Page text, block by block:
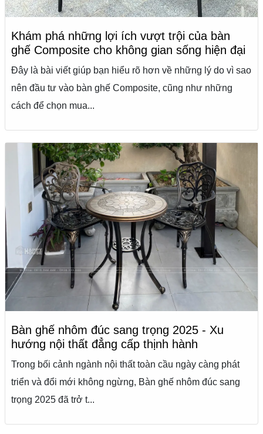
Khám phá những lợi ích vượt trội của bàn
ghế Composite cho không gian sống hiện đại
Đây là bài viết giúp bạn hiểu rõ hơn về những lý do vì sao
nên đầu tư vào bàn ghế Composite, cũng như những
cách để chọn mua...
Bàn ghế nhôm đúc sang trọng 2025 - Xu
hướng nội thất đẳng cấp thịnh hành
Trong bối cảnh ngành nội thất toàn cầu ngày càng phát
triển và đổi mới không ngừng, Bàn ghế nhôm đúc sang
trọng 2025 đã trở t...